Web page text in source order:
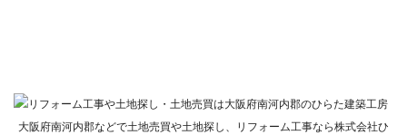
大阪府南河内郡などで土地売買や土地探し、リフォーム工事なら株式会社ひ